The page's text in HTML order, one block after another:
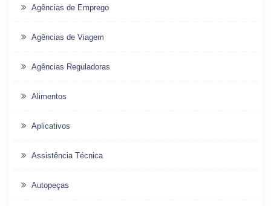
Agências de Emprego
Agências de Viagem
Agências Reguladoras
Alimentos
Aplicativos
Assistência Técnica
Autopeças